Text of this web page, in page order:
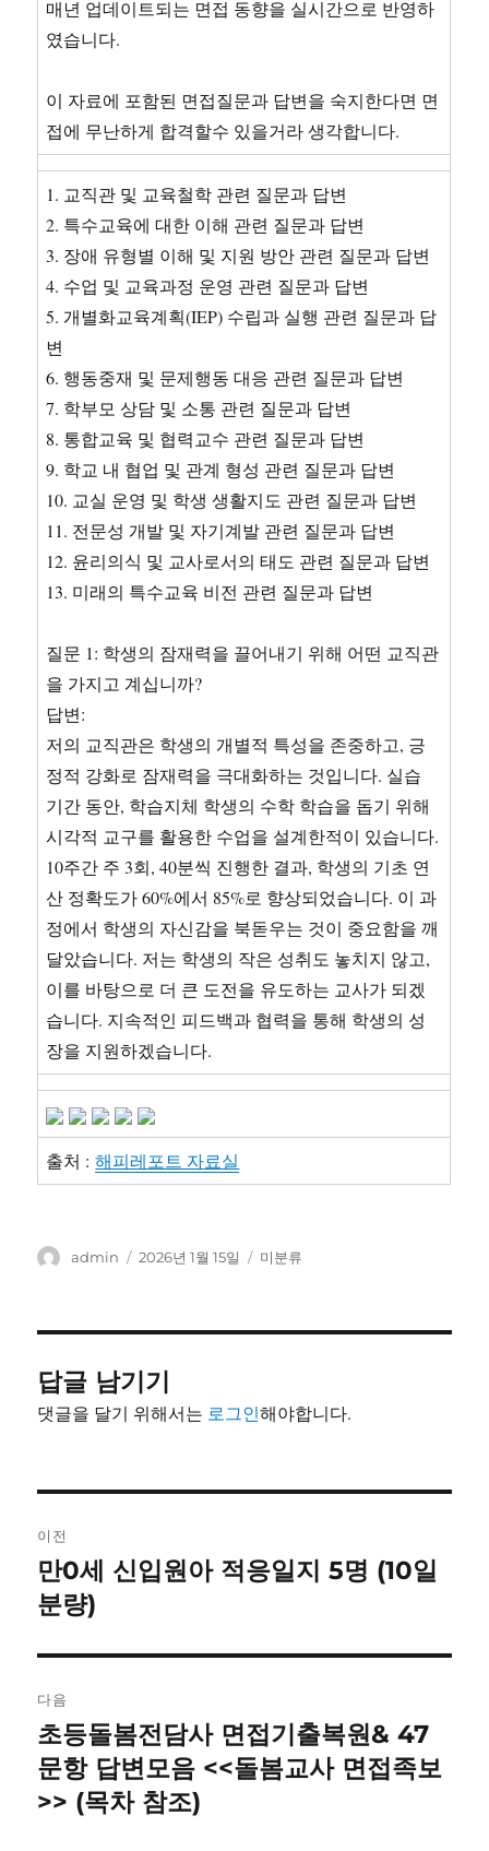
매년 업데이트되는 면접 동향을 실시간으로 반영하
였습니다.
이 자료에 포함된 면접질문과 답변을 숙지한다면 면
접에 무난하게 합격할수 있을거라 생각합니다.
1. 교직관 및 교육철학 관련 질문과 답변
2. 특수교육에 대한 이해 관련 질문과 답변
3. 장애 유형별 이해 및 지원 방안 관련 질문과 답변
4. 수업 및 교육과정 운영 관련 질문과 답변
5. 개별화교육계획(IEP) 수립과 실행 관련 질문과 답
변
6. 행동중재 및 문제행동 대응 관련 질문과 답변
7. 학부모 상담 및 소통 관련 질문과 답변
8. 통합교육 및 협력교수 관련 질문과 답변
9. 학교 내 협업 및 관계 형성 관련 질문과 답변
10. 교실 운영 및 학생 생활지도 관련 질문과 답변
11. 전문성 개발 및 자기계발 관련 질문과 답변
12. 윤리의식 및 교사로서의 태도 관련 질문과 답변
13. 미래의 특수교육 비전 관련 질문과 답변
질문 1: 학생의 잠재력을 끌어내기 위해 어떤 교직관
을 가지고 계십니까?
답변:
저의 교직관은 학생의 개별적 특성을 존중하고, 긍
정적 강화로 잠재력을 극대화하는 것입니다. 실습
기간 동안, 학습지체 학생의 수학 학습을 돕기 위해
시각적 교구를 활용한 수업을 설계한적이 있습니다.
10주간 주 3회, 40분씩 진행한 결과, 학생의 기초 연
산 정확도가 60%에서 85%로 향상되었습니다. 이 과
정에서 학생의 자신감을 북돋우는 것이 중요함을 깨
달았습니다. 저는 학생의 작은 성취도 놓치지 않고,
이를 바탕으로 더 큰 도전을 유도하는 교사가 되겠
습니다. 지속적인 피드백과 협력을 통해 학생의 성
장을 지원하겠습니다.
출처 :해피레포트 자료실
글
admin
작
2026년 1월 15일
카
미분류
답글 남기기
댓글을 달기 위해서는 로그인해야합니다.
내
비
게
이
션
이전
이
전
만0세 신입원아 적응일지 5명 (10일
분량)
다음
다
음
글:
초등돌봄전담사 면접기출복원& 47
문항 답변모음 <<돌봄교사 면접족보
>> (목차 참조)